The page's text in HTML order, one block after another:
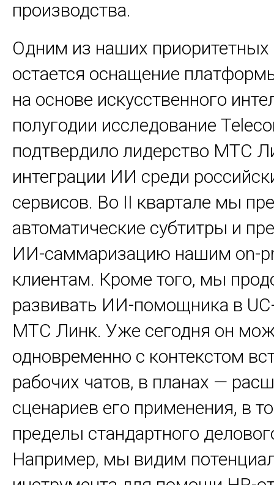
производства.
Одним из наших приоритетных
остается оснащение
на основе искусственного
полугодии исследование
подтвердило лидерство МТС
интеграции ИИ среди
сервисов. Во II квартале мы
автоматические субтитры и
ИИ-саммаризацию нашим on-
клиентам. Кроме того, мы
развивать ИИ-помощника в
МТС Линк. Уже сегодня он
одновременно с контекстом
рабочих чатов, в планах —
сценариев его применения, в
пределы стандартного
Например, мы видим